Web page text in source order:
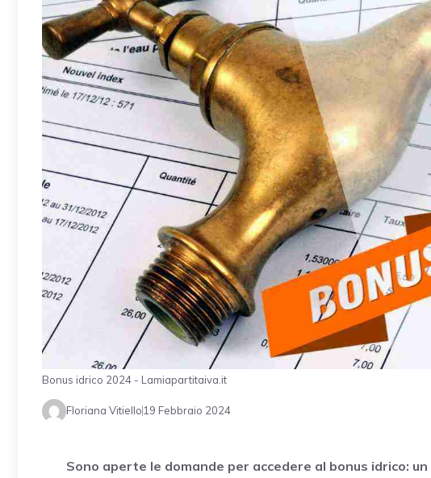
Bonus idrico 2024 - Lamiapartitaiva.it
Floriana Vitiello 19 Febbraio 2024
Sono aperte le domande per accedere al bonus idrico: